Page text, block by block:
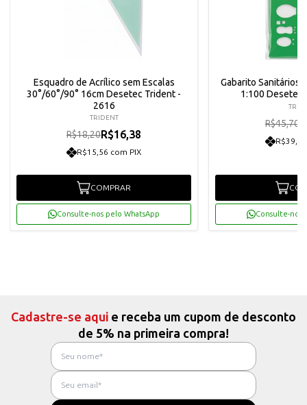
Esquadro de Acrílico sem Escalas
30°/60°/90° 16cm Desetec Trident -
2616
TRIDENT
R$18,20R$16,38
R$15,56 com PIX
COMPRAR
Consulte-nos pelo WhatsApp
Gabarito Sanitários
1:100 Desetec
R$45,70
Consulte-nos
Cadastre-se aqui e receba um cupom de desconto
de 5% na primeira compra!